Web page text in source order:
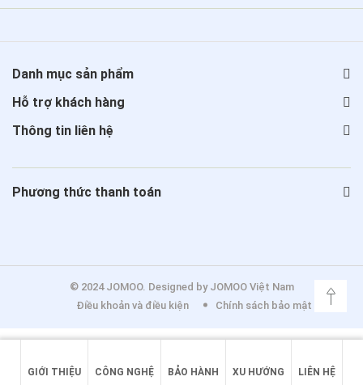
GIỚI THIỆU CÔNG NGHỆ BẢO HÀNH XU HƯỚNG LIÊN HỆ
Danh mục sản phẩm
Hỗ trợ khách hàng
Thông tin liên hệ
Phương thức thanh toán
© 2024 JOMOO. Designed by JOMOO Việt Nam
Điều khoản và điều kiện
Chính sách bảo mật